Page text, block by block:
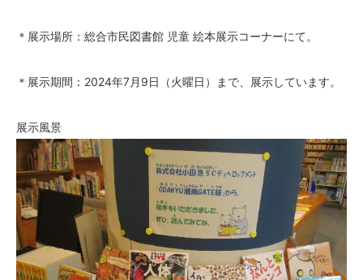
＊展示場所：総合市民図書館 児童 絵本展示コーナーにて。
＊展示期間：2024年7月9日（火曜日）まで、展示しています。
展示風景